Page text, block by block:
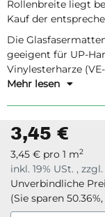
Rollenbreite liegt
Kauf der
Die
geeigent für UP-
Vinylesterharze
Reaktionsharzen
Mehr lesen
3,45 €
3,45 € pro 1 m2
inkl. 19% USt. , zzgl.
Unverbindliche
(Sie sparen 50.36%